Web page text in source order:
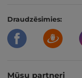
Draudzēsimies:
Mūsu partneri